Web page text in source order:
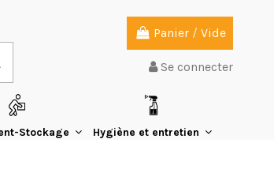
Panier / Vide
Se connecter
Stockage Hygiène et entretien